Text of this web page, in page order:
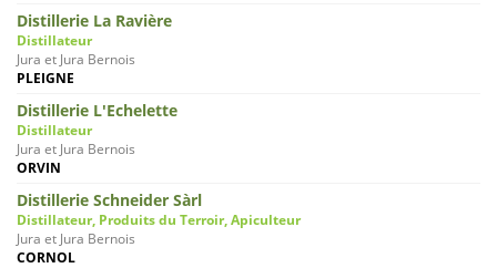
Distillerie La Ravière
Distillateur
Jura et Jura Bernois
PLEIGNE
Distillerie L'Echelette
Distillateur
Jura et Jura Bernois
ORVIN
Distillerie Schneider Sàrl
Distillateur, Produits du Terroir, Apiculteur
Jura et Jura Bernois
CORNOL